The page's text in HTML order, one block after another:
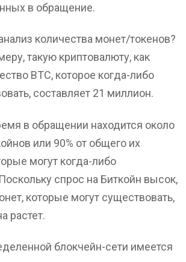
в обращение.
количества монет/токенов?
такую ​​криптовалюту, как
BTC, которое когда-либо
составляет 21 миллион.
в обращении находится около
или 90% от общего их
могут когда-либо
спрос на Биткойн высок,
которые могут существовать,
растет.
блокчейн-сети имеется